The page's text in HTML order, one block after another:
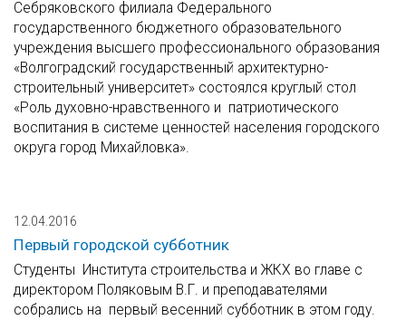
Себряковского филиала Федерального
государственного бюджетного образовательного
учреждения высшего профессионального образования
«Волгоградский государственный архитектурно-
строительный университет» состоялся круглый стол
«Роль духовно-нравственного и патриотического
воспитания в системе ценностей населения городского
округа город Михайловка».
12.04.2016
Первый городской субботник
Студенты Института строительства и ЖКХ во главе с
директором Поляковым В.Г. и преподавателями
собрались на первый весенний субботник в этом году.